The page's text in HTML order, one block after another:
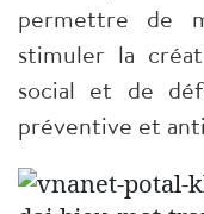
permettre de
stimuler la
social et de
préventive et